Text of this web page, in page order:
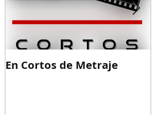
En Cortos de Metraje